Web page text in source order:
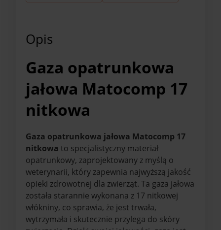
Opis
Gaza opatrunkowa
jałowa Matocomp 17
nitkowa
Gaza opatrunkowa jałowa Matocomp 17
nitkowa to specjalistyczny materiał
opatrunkowy, zaprojektowany z myślą o
weterynarii, który zapewnia najwyższą jakość
opieki zdrowotnej dla zwierząt. Ta gaza jałowa
została starannie wykonana z 17 nitkowej
włókniny, co sprawia, że jest trwała,
wytrzymała i skutecznie przylega do skóry